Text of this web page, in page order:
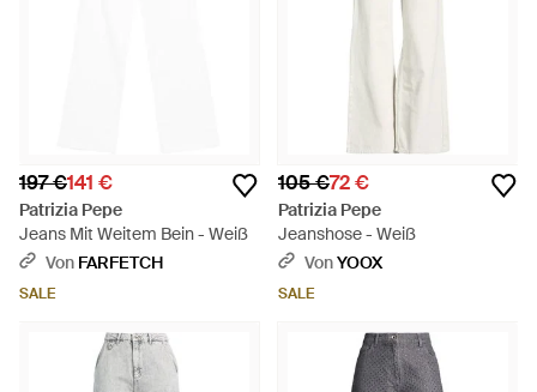
197 €141 €
Patrizia Pepe
Jeans Mit Weitem Bein - Weiß
Von FARFETCH
SALE
105 €72 €
Patrizia Pepe
Jeanshose - Weiß
VonYOOX
SALE